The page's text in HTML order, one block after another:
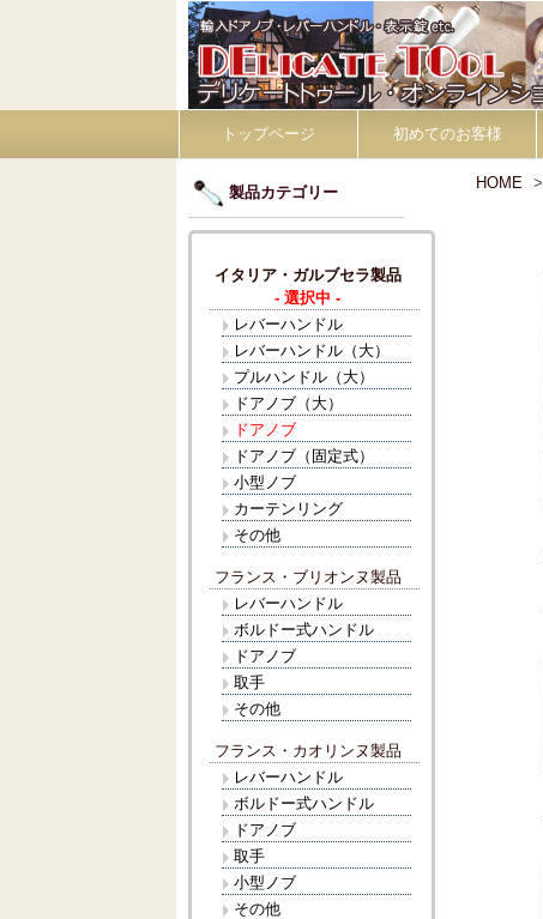
トップページ 初めてのお客様
HOME
製品カテゴリー
イタリア・ガルブセラ製品
- 選択中 -
レバーハンドル
レバーハンドル（大）
プルハンドル（大）
ドアノブ（大）
ドアノブ
ドアノブ（固定式）
小型ノブ
カーテンリング
その他
フランス・ブリオンヌ製品
レバーハンドル
ボルドー式ハンドル
ドアノブ
取手
その他
フランス・カオリンヌ製品
レバーハンドル
ボルドー式ハンドル
ドアノブ
取手
小型ノブ
その他